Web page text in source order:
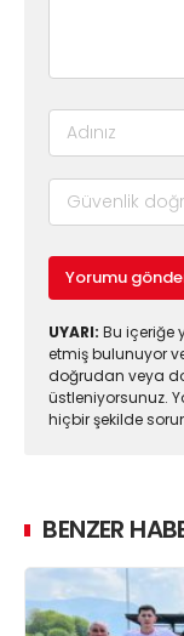
Yorumu
UYARI: Bu içeriğe
etmiş bulunuyor
doğrudan veya
üstleniyorsunuz.
hiçbir şekilde
BENZER